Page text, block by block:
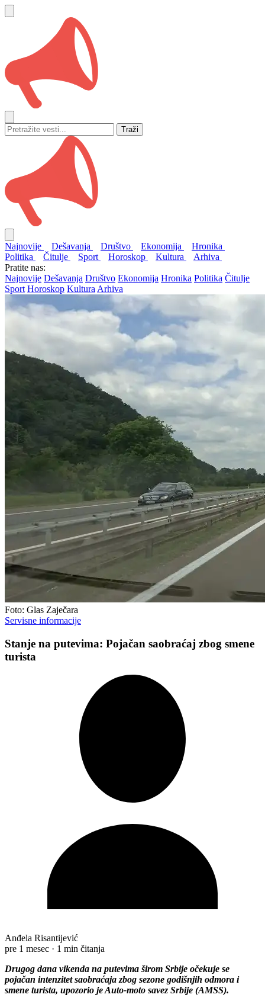
Traži
Najnovije Dešavanja Društvo Ekonomija
Hronika
Politika
Čitulje Sport Horoskop Kultura
Arhiva
Pratite nas:
Najnovije Dešavanja Društvo Ekonomija Hronika Politika Čitulje
Sport Horoskop Kultura Arhiva
Foto: Glas Zaječara
Servisne informacije
Stanje na putevima: Pojačan saobraćaj zbog smene
turista
Anđela Risantijević
pre 1 mesec · 1 min čitanja
Drugog dana vikenda na putevima širom Srbije očekuje se
pojačan intenzitet saobraćaja zbog sezone godišnjih odmora i
smene turista, upozorio je Auto-moto savez Srbije (AMSS).